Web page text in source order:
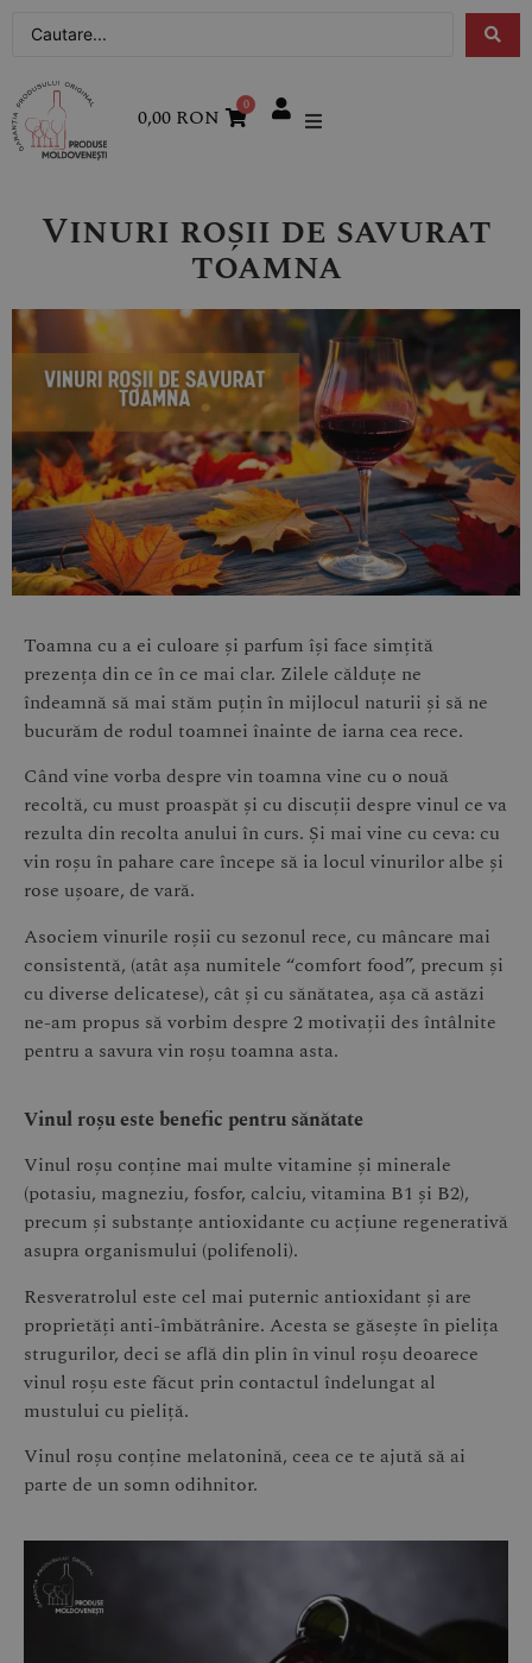
0,00 RON 0
Vinuri roșii de savurat
toamna
Toamna cu a ei culoare și parfum își face simțită
prezența din ce în ce mai clar. Zilele călduțe ne
îndeamnă să mai stăm puțin în mijlocul naturii și să ne
bucurăm de rodul toamnei înainte de iarna cea rece.
Când vine vorba despre vin toamna vine cu o nouă
recoltă, cu must proaspăt și cu discuții despre vinul ce va
rezulta din recolta anului în curs. Și mai vine cu ceva: cu
vin roșu în pahare care începe să ia locul vinurilor albe și
rose ușoare, de vară.
Asociem vinurile roșii cu sezonul rece, cu mâncare mai
consistentă, (atât așa numitele “comfort food”, precum și
cu diverse delicatese), cât și cu sănătatea, așa că astăzi
ne-am propus să vorbim despre 2 motivații des întâlnite
pentru a savura vin roșu toamna asta.
Vinul roșu este benefic pentru sănătate
Vinul roșu conține mai multe vitamine și minerale
(potasiu, magneziu, fosfor, calciu, vitamina B1 și B2),
precum și substanțe antioxidante cu acțiune regenerativă
asupra organismului (polifenoli).
Resveratrolul este cel mai puternic antioxidant și are
proprietăți anti-îmbătrânire. Acesta se găsește în pielița
strugurilor, deci se află din plin în vinul roșu deoarece
vinul roșu este făcut prin contactul îndelungat al
mustului cu pieliță.
Vinul roșu conține melatonină, ceea ce te ajută să ai
parte de un somn odihnitor.